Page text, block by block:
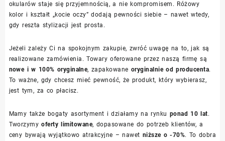
okularów staje się przyjemnością, a nie kompromisem. Różowy
kolor i kształt „kocie oczy” dodają pewności siebie – nawet wtedy,
gdy reszta stylizacji jest prosta.
Jeżeli zależy Ci na spokojnym zakupie, zwróć uwagę na to, jak są
realizowane zamówienia. Towary oferowane przez naszą firmę są
nowe i w 100% oryginalne, zapakowane oryginalnie od producenta.
To ważne, gdy chcesz mieć pewność, że produkt, który wybierasz,
jest tym, za co płacisz.
Mamy także bogaty asortyment i działamy na rynku ponad 10 lat.
Tworzymyoferty limitowane, dopasowane do potrzeb klientów, a
ceny bywają wyjątkowo atrakcyjne – nawet niższe o -70%. To dobra